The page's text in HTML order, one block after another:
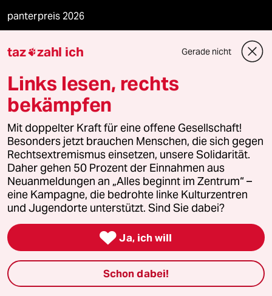
panterpreis 2026
bundestalk
fernverbindung
klima update°
Mauerecho
Freie Rede
taz zahl ich Gerade nicht
Links lesen, rechts
bekämpfen
Mit doppelter Kraft für eine offene Gesellschaft!
Besonders jetzt brauchen Menschen, die sich gegen
Rechtsextremismus einsetzen, unsere Solidarität.
Daher gehen 50 Prozent der Einnahmen aus
Neuanmeldungen an „Alles beginnt im Zentrum“ –
eine Kampagne, die bedrohte linke Kulturzentren
und Jugendorte unterstützt. Sind Sie dabei?
 Ja, ich will
Schon dabei!